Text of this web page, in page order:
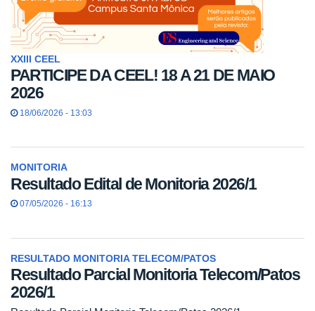
XXIII CEEL
PARTICIPE DA CEEL! 18 A 21 DE MAIO
2026
18/06/2026 - 13:03
MONITORIA
Resultado Edital de Monitoria 2026/1
07/05/2026 - 16:13
RESULTADO MONITORIA TELECOM/PATOS
Resultado Parcial Monitoria Telecom/Patos
2026/1